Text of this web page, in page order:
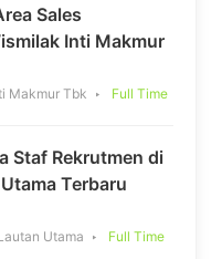
Sales
Inti Makmur
Makmur Tbk Full Time
Staf Rekrutmen di
Terbaru
Utama Full Time